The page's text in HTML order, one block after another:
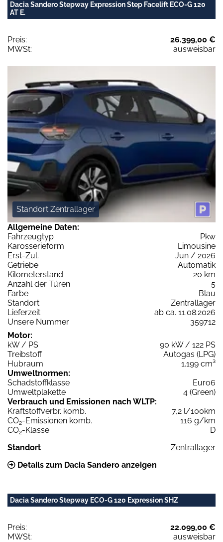
Dacia Sandero Stepway Expression Step Facelift ECO-G 120
AT E.
Preis:
26.399,00 €
MWSt:
ausweisbar
Standort Zentrallager
Allgemeine Daten:
Fahrzeugtyp
Pkw
Karosserieform
Limousine
Erst-Zul.
Jun / 2026
Getriebe
Automatik
Kilometerstand
20 km
Anzahl der Türen
5
Farbe
Blau
Standort
Zentrallager
Lieferzeit
ab ca. 11.08.2026
Unsere Nummer
359712
Motor:
kW / PS
90 kW / 122 PS
Treibstoff
Autogas (LPG)
Hubraum
1.199 cm³
Umweltnormen:
Schadstoffklasse
Euro6
Umweltplakette
4 (Green)
Verbrauch und Emissionen nach WLTP:
Kraftstoffverbr. komb.
7,2 l/100km
CO2-Emissionen komb.
116 g/km
CO2-Klasse
D
Standort
Zentrallager
Details zum Dacia Sandero anzeigen
Dacia Sandero Stepway ECO-G 120 Expression SHZ
Preis:
22.099,00 €
MWSt:
ausweisbar